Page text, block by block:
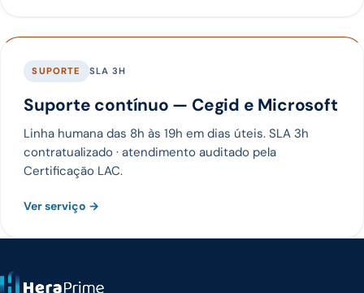
SUPORTE SLA 3H
Suporte contínuo — Cegid e Microsoft
Linha humana das 8h às 19h em dias úteis. SLA 3h
contratualizado · atendimento auditado pela
Certificação LAC.
Ver serviço →